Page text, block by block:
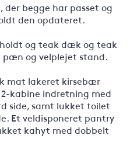
der begge har passet og
den opdateret.
og teak dæk og teak
pæn og velplejet stand.
mat lakeret kirsebær
kabine indretning med
side, samt lukket toilet
Et veldisponeret pantry
kahyt med dobbelt